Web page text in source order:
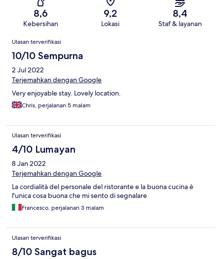
8,6
Kebersihan
9,2
Lokasi
8,4
Staf & layanan
Ulasan
Ulasan terverifikasi
10/10 Sempurna
2 Jul 2022
Terjemahkan dengan Google
Very enjoyable stay. Lovely location.
Chris, perjalanan 5 malam
Ulasan terverifikasi
4/10 Lumayan
8 Jan 2022
Terjemahkan dengan Google
La cordialità del personale del ristorante e la buona cucina è
l'unica cosa buona che mi sento di segnalare
Francesco, perjalanan 3 malam
Ulasan terverifikasi
8/10 Sangat bagus